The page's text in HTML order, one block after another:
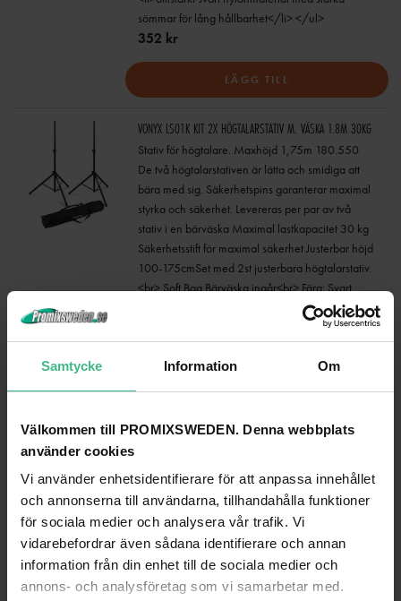
Samtycke Information Om
Välkommen till PROMIXSWEDEN. Denna webbplats
använder cookies
Vi använder enhetsidentifierare för att anpassa innehållet
och annonserna till användarna, tillhandahålla funktioner
för sociala medier och analysera vår trafik. Vi
vidarebefordrar även sådana identifierare och annan
information från din enhet till de sociala medier och
annons- och analysföretag som vi samarbetar med.
sömmar för lång hållbarhet</li> </ul>
352 kr
LÄGG TILL
VONYX LS01K KIT 2X HÖGTALARSTATIV M. VÄSKA 1.8M 30KG
Stativ för högtalare. Maxhöjd 1,75m 180.550
De två högtalarstativen är lätta och smidiga att
bära med sig. Säkerhetspins garanterar maximal
styrka och säkerhet. Levereras per par av två
stativ i en bärväska Maximal lastkapacitet 30 kg
Säkerhetsstift för maximal säkerhet Justerbar höjd
100-175cmSet med 2st justerbara högtalarstativ.
<br> Soft Bag Bärväska ingår<br> Färg: Svart,
Material: Aluminium, <br>Vikt: 6.4kg, Tube:
35mmØ , Max. vikt: 30kg, Höjd: 175cm,
Ihopfällt: 105 x 11 x 11cm
623 kr 768 kr
Mikrofonkabel XLR-XLR CX35-12 SKY-176.030
PD Connex professionell HQ 12 meter
balanserad XLR (M - F) signalkabel. Denna
flexibla signalkabel är försedd med högkvalitativa
metall XLR-kontakter och garanterar en
problemfri och pålitlig signalöverföring.